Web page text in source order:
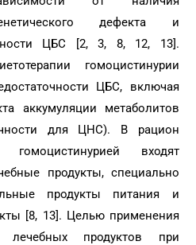
дефекта и
ЦБС [2, 3, 8, 12, 13].
гомоцистинурии
ЦБC, включая
аккумуляции метаболитов
для ЦНС). В рацион
входят
продукты, специально
продукты питания и
[8, 13]. Целью применения
лечебных продуктов при